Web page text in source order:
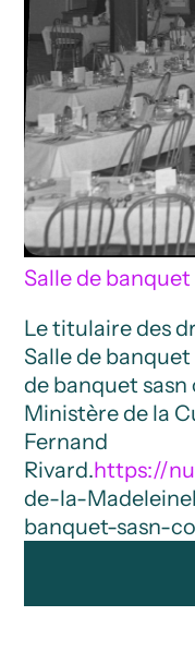
Salle de
Le titulaire des
Salle de
de banquet sasn
Ministère de la
Fernand
Rivard.https://
de-la-Madeleine
banquet-sasn-